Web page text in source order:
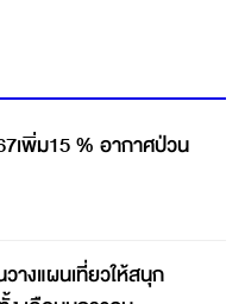
% อากาศป่วน
างแผนเที่ยวให้สนุก